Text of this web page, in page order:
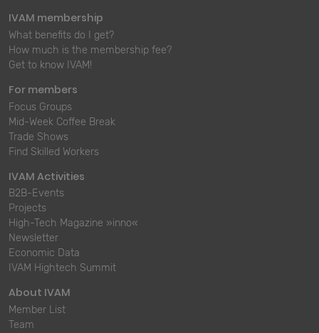
IVAM membership
What benefits do I get?
How much is the membership fee?
Get to know IVAM!
For members
Focus Groups
Mid-Week Coffee Break
Trade Shows
Find Skilled Workers
IVAM Activities
B2B-Events
Projects
High-Tech Magazine »inno«
Newsletter
Economic Data
IVAM Hightech Summit
About IVAM
Member List
Team